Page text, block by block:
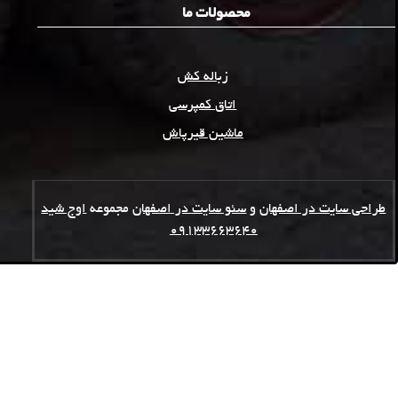
محصولات ما
زباله کش
اتاق کمپرسی
ماشین قیرپاش
طراحی سایت در اصفهان و سئو سایت در اصفهان مجموعه اوج شید
09133663640